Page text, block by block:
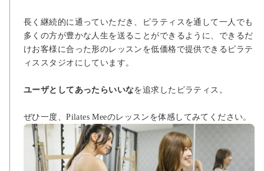
長く継続的に通っていただき、ピラティスを通して一人でも
多くの方が豊かな人生を送ることができるように、できるだ
けお客様に合った形のレッスンを低価格で提供できるピラテ
ィススタジオにしています。
ユーザとしてあったらいいなを追求したピラティス。
ぜひ一度、Pilates Meeのレッスンを体感してみてください。